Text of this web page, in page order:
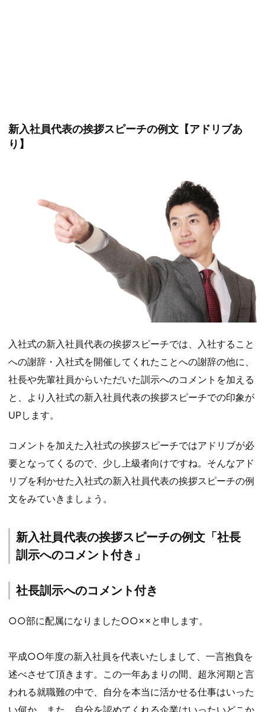
新入社員代表の挨拶スピーチの例文【アドリブあ
り】
入社式の新入社員代表の挨拶スピーチでは、入社すること
への謝辞・入社式を開催してくれたことへの謝辞の他に、
社長や先輩社員からいただいた訓示へのコメントを加える
と、より入社式の新入社員代表の挨拶スピーチでの印象が
UPします。
コメントを加えた入社式の挨拶スピーチではアドリブが必
要となってくるので、少し上級者向けですね。そんなアド
リブを利かせた入社式の新入社員代表の挨拶スピーチの例
文をみていきましょう。
新入社員代表の挨拶スピーチの例文「社長
訓示へのコメント付き」
社長訓示へのコメント付き
○○部に配属になりました○○××と申します。
平成○○年度の新入社員を代表いたしまして、一言抱負を
述べさせて頂きます。この一年あまりの間、超氷河期と言
われる就職難の中で、自分を本当に活かせる仕事はいった
い何か、また、自分を認めてくれる企業はいったいどこか